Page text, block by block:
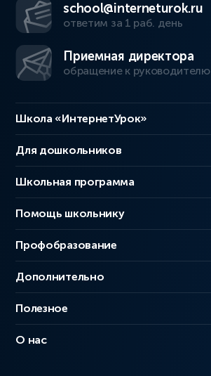
school@interneturok.ru
ответим за 1 раб. день
Приемная директора
обращение к руководителю
Школа «ИнтернетУрок»
Для дошкольников
Школьная программа
Помощь школьнику
Профобразование
Дополнительно
Полезное
О нас